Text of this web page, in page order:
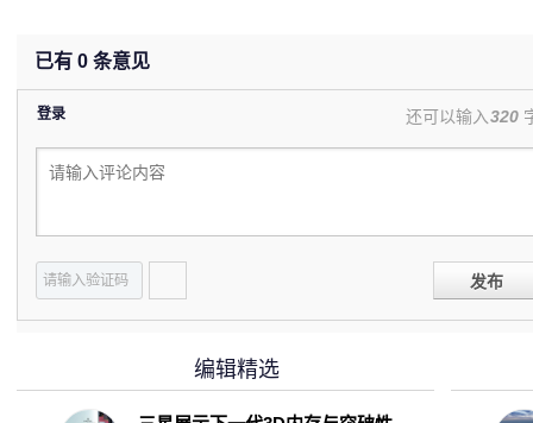
已有 0 条意见
登录 还可以输入320
发布
编辑精选